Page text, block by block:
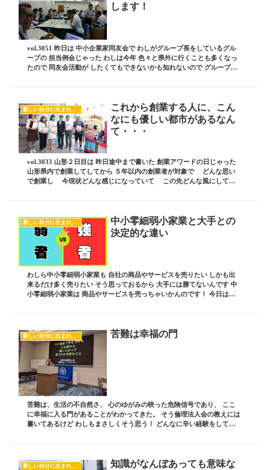
します！
vol.3051 昨日は 中小企業家同友会で わしがグループ長をしているグル
ープの 担当例会じゃった わしは今年 色々と県外に行くことも多くなっ
たので 同友会活動が したくてもできないかも知れないので グループ長
新しい自分に生まれ変わるヒント
これから創業する人に、こん
なにも優しい都市があるなん
て・・・
vol.3033 山形２日目は 昨日途中まで書いた 創業アワードの日じゃった
山形県内で創業してしてから ５年以内の創業者が対象で どんな思い
で創業し 今現状どんな感じになっていて この先どんな風にしてい
新しい自分に生まれ変わるヒント
中小零細弱小家業と大手との
決定的な違い
わしら中小零細弱小家業も 自社の商品やサービスを売りたい しかも出
来るだけ多く売りたい そう思っておるから 大手には勝てないんです 中
小零細弱小家業は 商品やサービスを売っちゃいかんのです！ 今日はそ
新しい自分に生まれ変わるヒント 苦難は幸福の門
苦難は、生活の不自然さ、 心のゆがみの映った危険信号であり、 ここ
に幸福に入る門があることがわかってきた。 そう倫理法人会の教えには
書いてあるけど わしもまさしくそう思う！ どんなに辛い経験をしても
新しい自分に生まれ変わるヒント
知識がなんぼあっても意味な